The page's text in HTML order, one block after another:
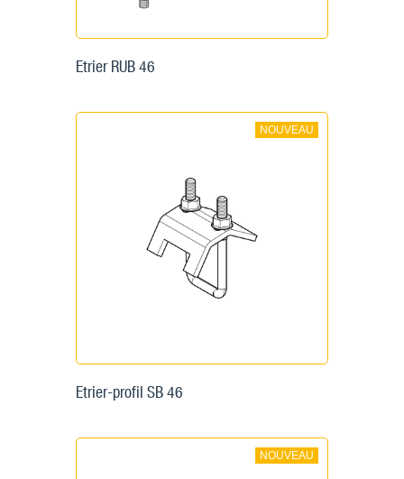
Etrier RUB 46
NOUVEAU
Etrier-profil SB 46
NOUVEAU